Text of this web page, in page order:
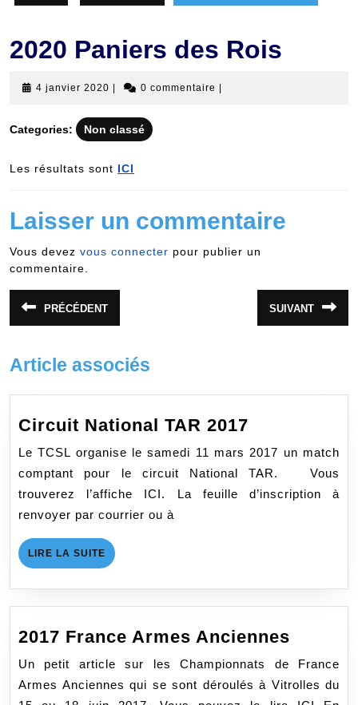
2020 Paniers des Rois
4 janvier 2020 4
0 commentaire
Categories: Non classé
Les résultats sont ICI
Laisser un commentaire
Vous devez vous connecter pour publier un
commentaire.
Navigation
de
PRÉCÉDENT
précédent
SUIVANT
suivant
Article associés
Circuit National TAR 2017
National
TAR
2017
Le TCSL organise le samedi 11 mars 2017 un match
comptant pour le circuit National TAR. Vous
trouverez l’affiche ICI. La feuille d’inscription à
renvoyer par courrier ou à
LIRE LA SUITE LIRE
LA
2017 France Armes Anciennes
France
Armes
Un petit article sur les Championnats de France
Armes Anciennes qui se sont déroulés à Vitrolles du